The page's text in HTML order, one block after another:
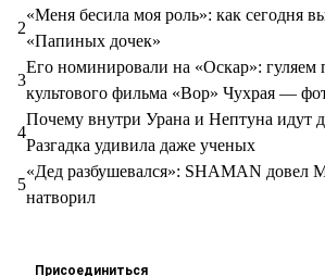
2
«Меня бесила моя роль»: как сегодня
«Папиных дочек»
3
Его номинировали на «Оскар»: гуляем
культового фильма «Вор» Чухрая —
4
Почему внутри Урана и Нептуна идут
Разгадка удивила даже ученых
5
«Дед разбушевался»: SHAMAN довел
натворил
Присоединиться